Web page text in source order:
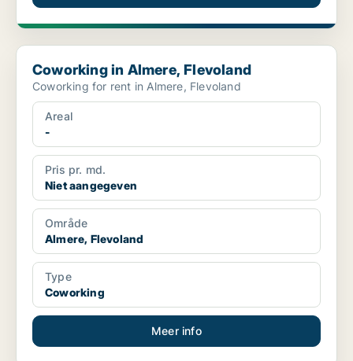
Coworking in Almere, Flevoland
Coworking in Almere, Flevoland
Coworking for rent in Almere, Flevoland
Areal
-
Pris pr. md.
Niet aangegeven
Område
Almere, Flevoland
Type
Coworking
Meer info